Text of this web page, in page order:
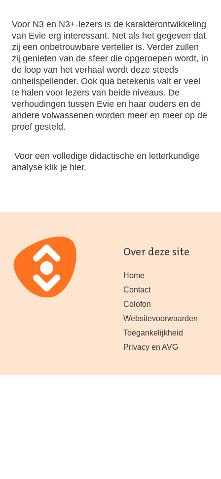
Voor N3 en N3+-lezers is de karakterontwikkeling
van Evie erg interessant. Net als het gegeven dat
zij een onbetrouwbare verteller is. Verder zullen
zij genieten van de sfeer die opgeroepen wordt, in
de loop van het verhaal wordt deze steeds
onheilspellender. Ook qua betekenis valt er veel
te halen voor lezers van beide niveaus. De
verhoudingen tussen Evie en haar ouders en de
andere volwassenen worden meer en meer op de
proef gesteld.
Voor een volledige didactische en letterkundige
analyse klik je hier.
Over deze site
Home
Contact
Colofon
Websitevoorwaarden
Toegankelijkheid
Privacy en AVG